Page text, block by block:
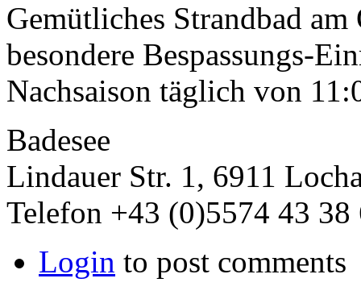
Gemütliches Strandbad
besondere Bespassungs-
Nachsaison täglich von
Badesee
Lindauer Str. 1, 6911
Telefon +43 (0)5574 43
Login to post comments